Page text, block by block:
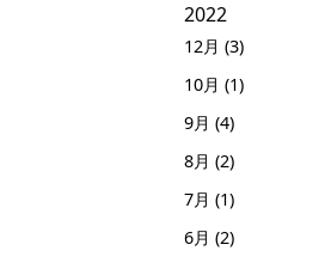
2022
12月 (3)
10月 (1)
9月 (4)
8月 (2)
7月 (1)
6月 (2)